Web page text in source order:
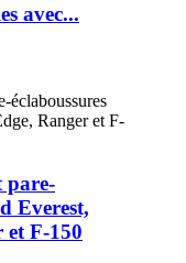
avec...
pare-
Everest,
et F-150